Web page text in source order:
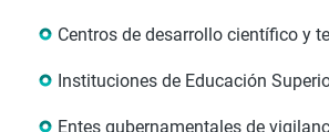
Centros de desarrollo científico y
Instituciones de Educación
Entes gubernamentales de